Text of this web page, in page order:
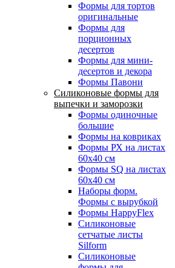
Формы для тортов
оригинальные
Формы для
порционных
десертов
Формы для мини-
десертов и декора
Формы Павони
Силиконовые формы для
выпечки и заморозки
Формы одиночные
большие
Формы на ковриках
Формы РХ на листах
60х40 см
Формы SQ на листах
60х40 см
Наборы форм.
Формы с вырубкой
Формы HappyFlex
Силиконовые
сетчатые листы
Silform
Силиконовые